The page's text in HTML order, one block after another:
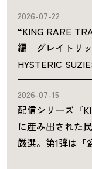
2026-07-22
“KING RARE
編 グレイトリッ
HYSTERIC
2026-07-15
配信シリーズ『
に産み出された
厳選。第1弾は「